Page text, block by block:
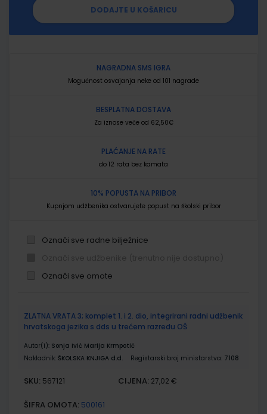
DODAJTE U KOŠARICU
NAGRADNA SMS IGRA
Mogućnost osvajanja neke od 101 nagrade
BESPLATNA DOSTAVA
Za iznose veće od 62,50€
PLAĆANJE NA RATE
do 12 rata bez kamata
10% POPUSTA NA PRIBOR
Kupnjom udžbenika ostvarujete popust na školski pribor
Označi sve radne bilježnice
Označi sve omote
proizvodi
ZLATNA VRATA 3; komplet 1. i 2. dio, integrirani radni udžbenik
hrvatskoga jezika s dds u trećem razredu OŠ
Autor(i): Sonja Ivić Marija Krmpotić
Nakladnik: ŠKOLSKA KNJIGA d.d. Registarski broj ministarstva: 7108
SKU: 567121 CIJENA: 27,02 €
ŠIFRA OMOTA: 500161